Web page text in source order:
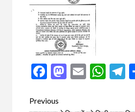
Facebook
Mastodon
Email
Post
Previous